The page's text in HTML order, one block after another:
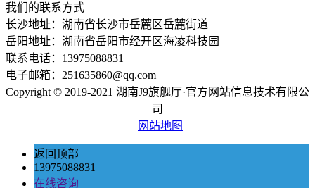
我们的联系方式
长沙地址：湖南省长沙市岳麓区岳麓街道
岳阳地址：湖南省岳阳市经开区海凌科技园
联系电话：13975088831
电子邮箱：251635860@qq.com
Copyright © 2019-2021 湖南J9旗舰厅·官方网站信息技术有限公
司
网站地图
返回顶部
13975088831
在线咨询